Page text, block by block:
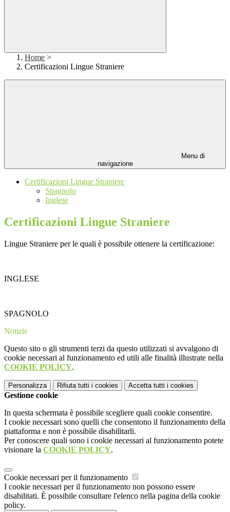
Home >
Certificazioni Lingue Straniere
Menu di
navigazione
Certificazioni Lingue Straniere
Spagnolo
Inglese
Certificazioni Lingue Straniere
Lingue Straniere per le quali è possibile ottenere la certificazione:
INGLESE
SPAGNOLO
Notizie
Questo sito o gli strumenti terzi da questo utilizzati si avvalgono di
cookie necessari al funzionamento ed utili alle finalità illustrate nella
COOKIE POLICY.
Personalizza Rifiuta tutti i cookies Accetta tutti i cookies
Gestione cookie
In questa schermata è possibile scegliere quali cookie consentire.
I cookie necessari sono quelli che consentono il funzionamento della
piattaforma e non è possibile disabilitarli.
Per conoscere quali sono i cookie necessari al funzionamento potete
visionare la COOKIE POLICY.
Cookie necessari per il funzionamento
I cookie necessari per il funzionamento non possono essere
disabilitati. È possibile consultare l'elenco nella pagina della cookie
policy.